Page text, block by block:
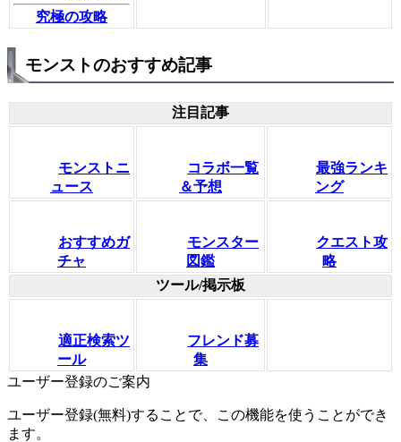
究極の攻略
モンストのおすすめ記事
注目記事
モンストニ
ュース
コラボ一覧
＆予想
最強ランキ
ング
おすすめガ
チャ
モンスター
図鑑
クエスト攻
略
ツール/掲示板
適正検索ツ
ール
フレンド募
集
ユーザー登録のご案内
ユーザー登録(無料)することで、この機能を使うことができ
ます。